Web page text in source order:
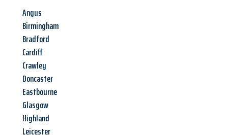
Angus
Birmingham
Bradford
Cardiff
Crawley
Doncaster
Eastbourne
Glasgow
Highland
Leicester